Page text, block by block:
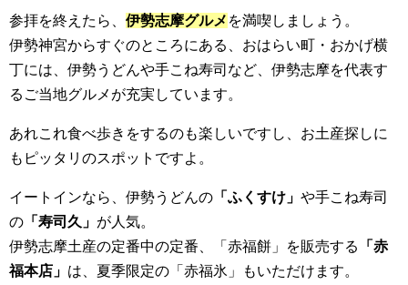
参拝を終えたら、 伊勢志摩グルメ を満喫しましょう。
伊勢神宮からすぐのところにある、おはらい町・おかげ横
丁には、伊勢うどんや手こね寿司など、伊勢志摩を代表す
るご当地グルメが充実しています。
あれこれ食べ歩きをするのも楽しいですし、お土産探しに
もピッタリのスポットですよ。
イートインなら、伊勢うどんの 「ふくすけ」 や手こね寿司
の 「寿司久」 が人気。
伊勢志摩土産の定番中の定番、「赤福餅」を販売する
「赤
福本店」 は、夏季限定の「赤福氷」もいただけます。